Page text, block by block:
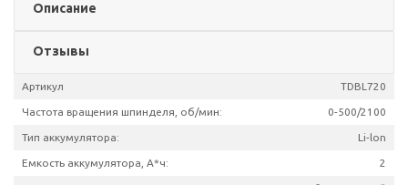
Описание
Отзывы